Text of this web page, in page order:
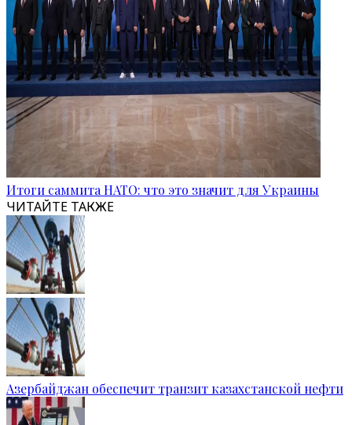
Итоги саммита НАТО: что это значит для Украины
ЧИТАЙТЕ ТАКЖЕ
Азербайджан обеспечит транзит казахстанской нефти